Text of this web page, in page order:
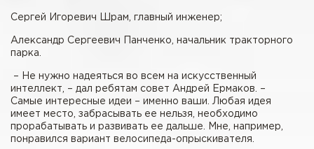
Сергей Игоревич Шрам, главный инженер;
Александр Сергеевич Панченко, начальник тракторного
парка.
– Не нужно надеяться во всем на искусственный
интеллект, – дал ребятам совет Андрей Ермаков. –
Самые интересные идеи – именно ваши. Любая идея
имеет место, забрасывать ее нельзя, необходимо
прорабатывать и развивать ее дальше. Мне, например,
понравился вариант велосипеда-опрыскивателя.